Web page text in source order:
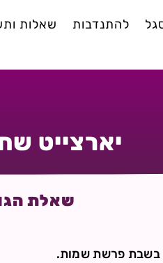
להתנדבות שאלות
יארצייט
שאלת
בשבת פרשת שמות.